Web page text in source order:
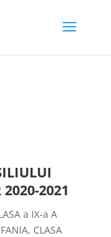
2020-2021
a IX-a A
CLASA